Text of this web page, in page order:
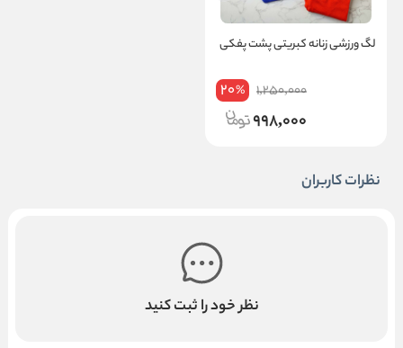
لگ ورزشی زنانه کبریتی پشت پفکی
1,250,000
20%
998,000
نظرات کاربران
نظر خود را ثبت کنید